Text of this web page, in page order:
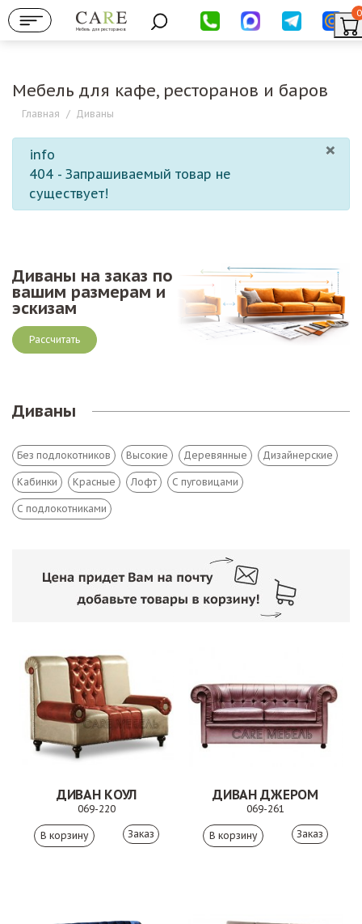
Мебель для ресторанов
0
Мебель для кафе, ресторанов и баров
Главная / Диваны
×
info
404 - Запрашиваемый товар не
существует!
Диваны на заказ по
вашим размерам и
эскизам
Рассчитать
Диваны
Без подлокотников Высокие Деревянные Дизайнерские
Кабинки Красные Лофт С пуговицами
С подлокотниками
ДИВАН КОУЛ
069-220
Заказ
ДИВАН ДЖЕРОМ
069-261
Заказ